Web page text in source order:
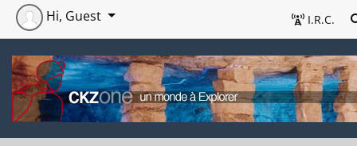
I.R.C.
Hi, Guest